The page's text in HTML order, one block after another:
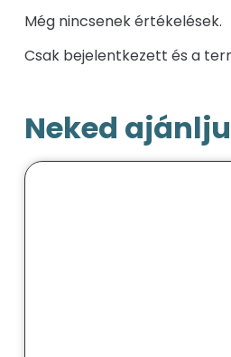
Még nincsenek értékelések.
Csak bejelentkezett és a
Neked